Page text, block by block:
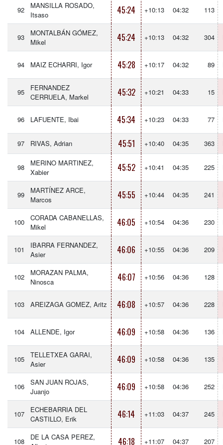
92
MANSILLA ROSADO,
Itsaso
45:24 +10:13 04:32 113
93
MONTALBÁN GÓMEZ,
Mikel
45:24 +10:13 04:32 304
94 MAIZ ECHARRI, Igor 45:28 +10:17 04:32 89
95
FERNANDEZ
CERRUELA, Markel
45:32 +10:21 04:33 15
96 LAFUENTE, Ibai 45:34 +10:23 04:33 77
97 RIVAS, Adrian 45:51 +10:40 04:35 363
98
MERINO MARTINEZ,
Xabier
45:52 +10:41 04:35 225
99
MARTÍNEZ ARCE,
Marcos
45:55 +10:44 04:35 241
100
CORADA CABANELLAS,
Mikel
46:05 +10:54 04:36 230
101
IBARRA FERNANDEZ,
Asier
46:06 +10:55 04:36 209
102
MORAZAN PALMA,
Ninosca
46:07 +10:56 04:36 128
103 AREIZAGA GOMEZ, Aritz 46:08 +10:57 04:36 228
104 ALLENDE, Igor 46:09 +10:58 04:36 136
105
TELLETXEA GARAI,
Asier
46:09 +10:58 04:36 135
106
SAN JUAN ROJAS,
Juanjo
46:09 +10:58 04:36 252
107
ECHEBARRIA DEL
CASTILLO, Erik
46:14 +11:03 04:37 245
108
DE LA CASA PEREZ,
46:18 +11:07 04:37 207